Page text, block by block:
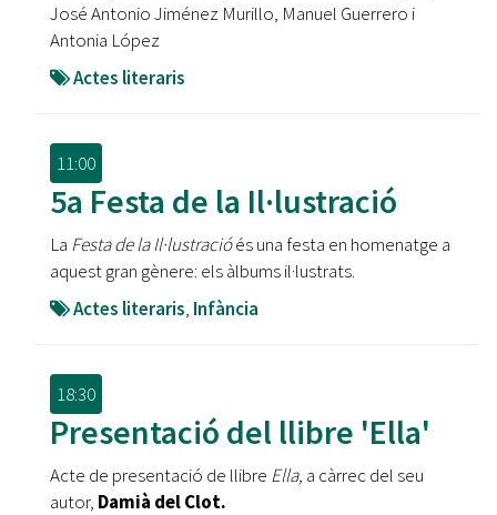
José Antonio Jiménez Murillo, Manuel Guerrero i
Antonia López
Actes literaris
11:00
5a Festa de la Il·lustració
La Festa de la Il·lustracióés una festa en homenatge a
aquest gran gènere: els àlbums il·lustrats.
Actes literaris, Infància
18:30
Presentació del llibre 'Ella'
Acte de presentació de llibre Ella, a càrrec del seu
autor, Damià del Clot.